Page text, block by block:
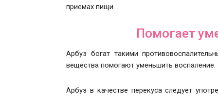
приемах пищи.
Помогает
Арбуз богат такими
вещества помогают уменьшить воспаление.
Арбуз в качестве перекуса следует